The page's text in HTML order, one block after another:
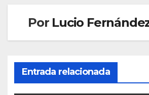
Por Lucio
Entrada relacionada